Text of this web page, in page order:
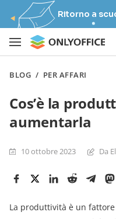
Ritorno a
BLOG / PER AFFARI
Cos’è la
aumentarla
10 ottobre 2023 Da
La produttività è un